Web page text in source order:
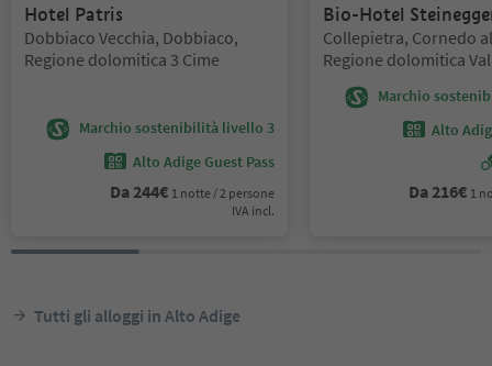
Hotel Patris
Posizione:
Dobbiaco Vecchia, Dobbiaco,
Regione dolomitica 3 Cime
Marchio sostenibilità livello 3
Alto Adige Guest Pass
Da 244€ 1 notte / 2 persone
IVA incl.
Bio-Hotel
Posizione:
Collepietra, Cornedo
Regione dolomitica
Marchio
Alto
Da 216€ 1
Tutti gli alloggi in Alto Adige